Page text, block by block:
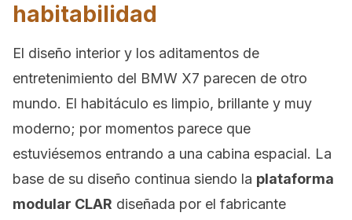
habitabilidad
El diseño interior y los aditamentos de
entretenimiento del BMW X7 parecen de otro
mundo. El habitáculo es limpio, brillante y muy
moderno; por momentos parece que
estuviésemos entrando a una cabina espacial. La
base de su diseño continua siendo la plataforma
modular CLAR diseñada por el fabricante